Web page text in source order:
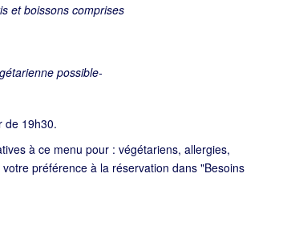
et boissons comprises
possible-
de 19h30.
à ce menu pour : végétariens, allergies,
préférence à la réservation dans "Besoins